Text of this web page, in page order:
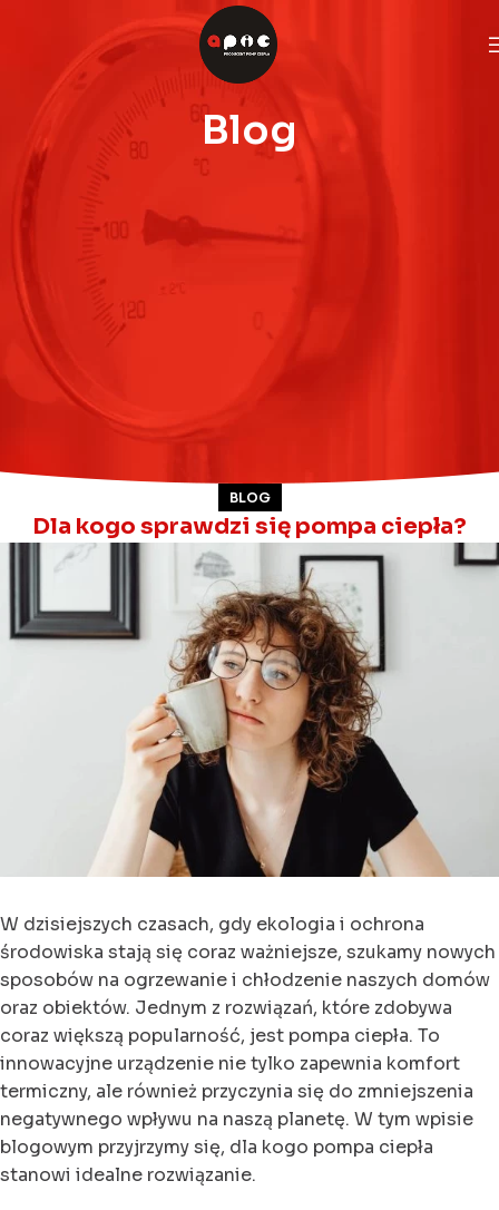
Blog
BLOG
Dla kogo sprawdzi się pompa ciepła?
W dzisiejszych czasach, gdy ekologia i ochrona
środowiska stają się coraz ważniejsze, szukamy nowych
sposobów na ogrzewanie i chłodzenie naszych domów
oraz obiektów. Jednym z rozwiązań, które zdobywa
coraz większą popularność, jest pompa ciepła. To
innowacyjne urządzenie nie tylko zapewnia komfort
termiczny, ale również przyczynia się do zmniejszenia
negatywnego wpływu na naszą planetę. W tym wpisie
blogowym przyjrzymy się, dla kogo pompa ciepła
stanowi idealne rozwiązanie.